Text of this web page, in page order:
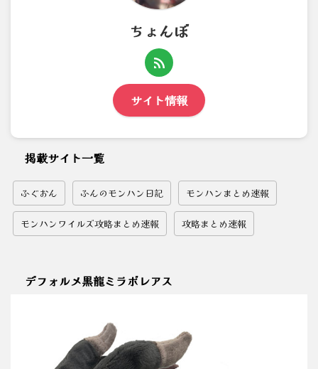
ちょんぼ
サイト情報
掲載サイト一覧
ふぐおん ふんのモンハン日記 モンハンまとめ速報
モンハンワイルズ攻略まとめ速報 攻略まとめ速報
デフォルメ黒龍ミラボレアス